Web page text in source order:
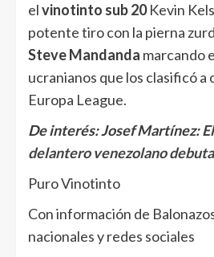
elvinotinto sub 20Kevin
potente tiro con la pierna
Steve Mandanda marcando
ucranianos que los clasificó a
Europa League.
De interés: Josef Martínez:
delantero venezolano
Puro Vinotinto
Con información de
nacionales y redes sociales